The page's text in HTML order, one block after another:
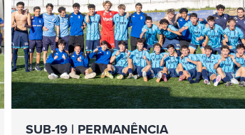
SUB-19 | PERMANÊNCIA